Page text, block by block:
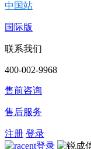
中国站
国际版
联系我们
400-002-9968
售前咨询
售后服务
注册 登录